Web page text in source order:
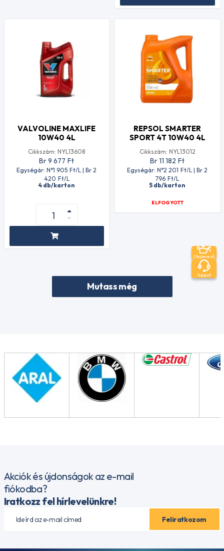
VALVOLINE MAXLIFE
10W40 4L
Cikkszám: NYL13608
Br 9 677 Ft
Egységár: N°1 905 Ft/L | Br 2
420 Ft/L
4 db/karton
REPSOL SMARTER
SPORT 4T 10W40 4L
Cikkszám: NYL13012
Br 11 182 Ft
Egységár: N°2 201 Ft/L | Br 2
796 Ft/L
5 db/karton
ELFOGYOTT
Mutass még
Akciók és újdonságok az e-mail
fiókodba?
Iratkozz fel hírlevelünkre!
Olajkereső
Support